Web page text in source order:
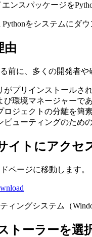
ンスパッケージを
をシステムにダ
由
前に、多くの開発者や
がプリインストールさ
環境マネージャーで
ロジェクトの分離を簡
ューティングのため
イトにアクセ
ページに移動します。
ィングシステム（
トーラーを選